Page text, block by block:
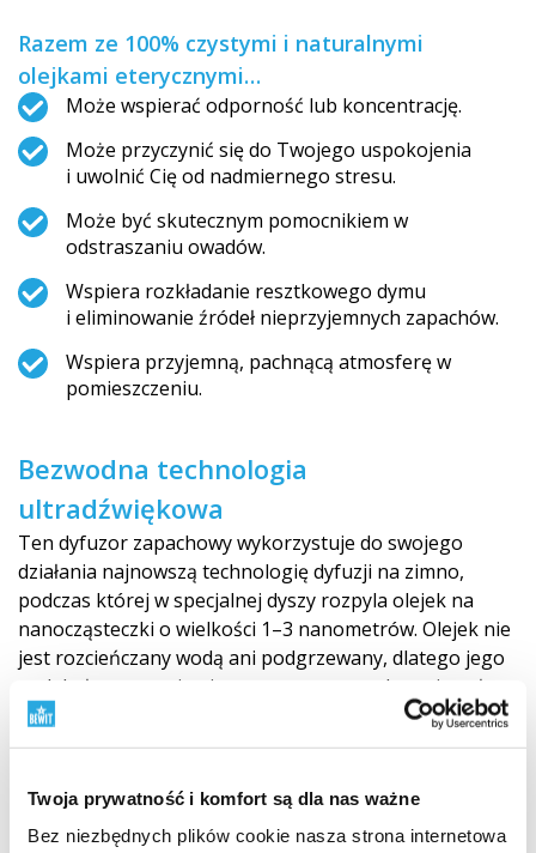
Twoja prywatność i komfort są dla nas ważne
Bez niezbędnych plików cookie nasza strona internetowa
Razem ze 100% czystymi i naturalnymi
olejkami eterycznymi…
Może wspierać odporność lub koncentrację.
Może przyczynić się do Twojego uspokojenia
i uwolnić Cię od nadmiernego stresu.
Może być skutecznym pomocnikiem w
odstraszaniu owadów.
Wspiera rozkładanie resztkowego dymu
i eliminowanie źródeł nieprzyjemnych zapachów.
Wspiera przyjemną, pachnącą atmosferę w
pomieszczeniu.
Bezwodna technologia
ultradźwiękowa
Ten dyfuzor zapachowy wykorzystuje do swojego
działania najnowszą technologię dyfuzji na zimno,
podczas której w specjalnej dyszy rozpyla olejek na
nanocząsteczki o wielkości 1–3 nanometrów. Olejek nie
jest rozcieńczany wodą ani podgrzewany, dlatego jego
molekuły pozostają nienaruszone, co zachowuje pełny,
intensywny zapach i pozwala w pełni docenić korzyści
poszczególnych olejków eterycznych.
Dyfuzor tworzy suchą mgiełkę, która nie wpływa na
wilgotność powietrza w pomieszczeniu.